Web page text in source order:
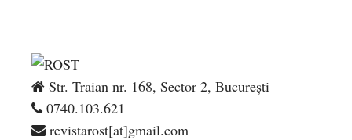
Str. Traian nr. 168, Sector 2, București
0740.103.621
revistarost[at]gmail.com